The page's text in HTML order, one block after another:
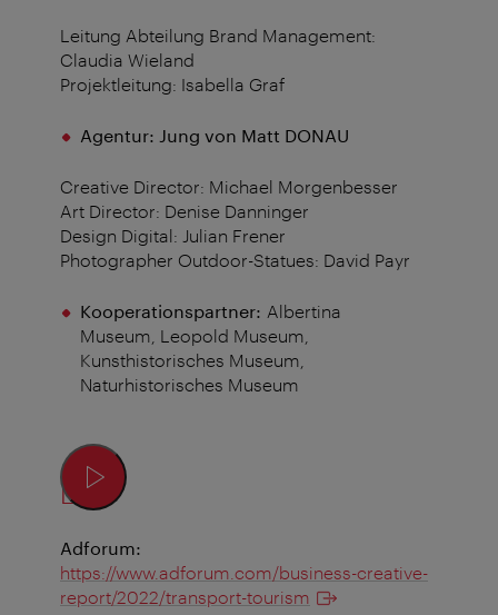
Leitung Abteilung Brand Management:
Claudia Wieland
Projektleitung: Isabella Graf
Agentur: Jung von Matt DONAU
Creative Director: Michael Morgenbesser
Art Director: Denise Danninger
Design Digital: Julian Frener
Photographer Outdoor-Statues: David Payr
Kooperationspartner: Albertina
Museum, Leopold Museum,
Kunsthistorisches Museum,
Naturhistorisches Museum
Link:
Adforum:
https://www.adforum.com/business-creative-
report/2022/transport-tourism